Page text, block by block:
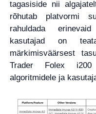
tagasiside nii
rõhutab platvormi
rahuldada
kasutajad on
märkimisväärsest
Trader Folex
algoritmidele ja